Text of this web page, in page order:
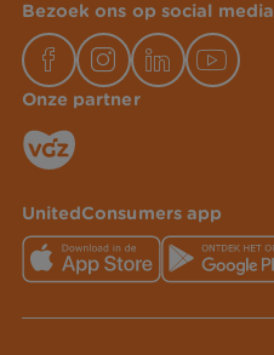
Bezoek ons op social media
Onze partner
UnitedConsumers app